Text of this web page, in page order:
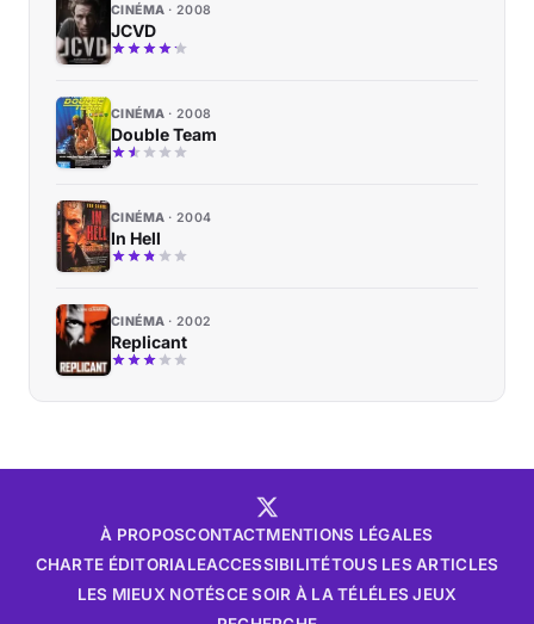
CINÉMA 2008
JCVD
CINÉMA 2008
Double Team
CINÉMA 2004
In Hell
CINÉMA 2002
Replicant
À PROPOSCONTACTMENTIONS LÉGALES
CHARTE ÉDITORIALEACCESSIBILITÉTOUS LES ARTICLES
LES MIEUX NOTÉSCE SOIR À LA TÉLÉLES JEUX